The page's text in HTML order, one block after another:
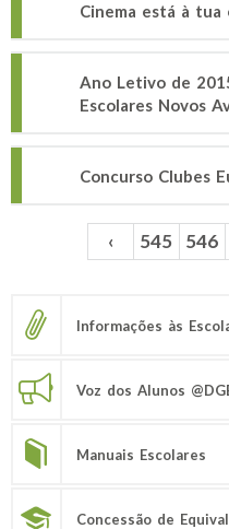
Cinema está à tua
Ano Letivo de
Escolares Novos
Concurso Clubes
Páginas ‹ 545 546
Informações às
Voz dos Alunos
Manuais Escolares
Concessão de